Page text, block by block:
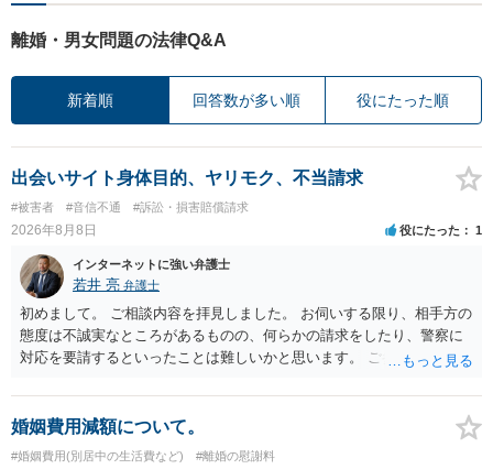
離婚・男女問題の法律Q&A
新着順 回答数が多い順 役にたった順
出会いサイト身体目的、ヤリモク、不当請求
#被害者 #音信不通 #訴訟・損害賠償請求
2026年8月8日 役にたった 1
インターネットに強い弁護士
若井 亮 弁護士
初めまして。 ご相談内容を拝見しました。 お伺いする限り、相手方の
態度は不誠実なところがあるものの、何らかの請求をしたり、警察に
対応を要請するといったことは難しいかと思います。 ご参考になれば
婚姻費用減額について。
#婚姻費用(別居中の生活費など) #離婚の慰謝料